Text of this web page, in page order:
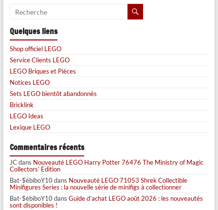
Quelques liens
Shop officiel LEGO
Service Clients LEGO
LEGO Briques et Pièces
Notices LEGO
Sets LEGO bientôt abandonnés
Bricklink
LEGO Ideas
Lexique LEGO
Commentaires récents
JCdans Nouveauté LEGO Harry Potter 76476 The Ministry of Magic
Collectors’ Edition
Bat-$ébiboY10dans Nouveauté LEGO 71053 Shrek Collectible
Minifigures Series : la nouvelle série de minifigs à collectionner
Bat-$ébiboY10dans Guide d’achat LEGO août 2026 : les nouveautés
sont disponibles !